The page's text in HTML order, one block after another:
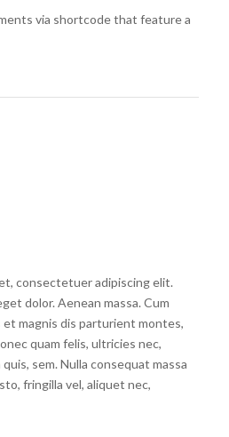
via shortcode that feature a
consectetuer adipiscing elit.
dolor. Aenean massa. Cum
magnis dis parturient montes,
quam felis, ultricies nec,
sem. Nulla consequat massa
fringilla vel, aliquet nec,